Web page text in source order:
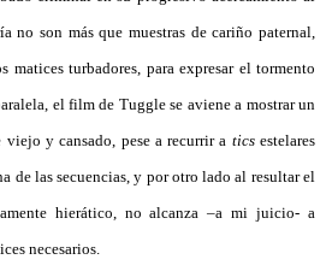
no son más que muestras de cariño paternal,
matices turbadores, para expresar el tormento
el film de Tuggle se aviene a mostrar un
viejo y cansado, pese a recurrir a ticsestelares
de las secuencias, y por otro lado al resultar el
hierático, no alcanza –a mi juicio- a
necesarios.